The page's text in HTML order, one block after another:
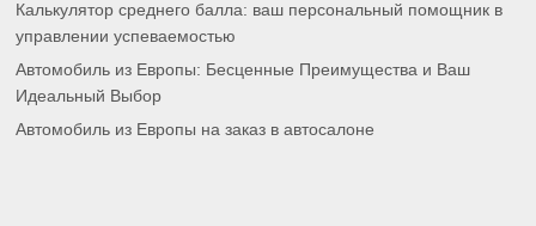
Калькулятор среднего балла: ваш персональный помощник в
управлении успеваемостью
Автомобиль из Европы: Бесценные Преимущества и Ваш
Идеальный Выбор
Автомобиль из Европы на заказ в автосалоне